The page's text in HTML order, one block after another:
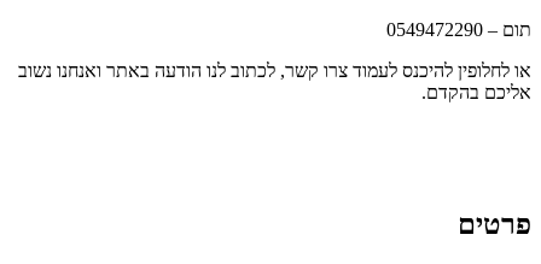
תום – 0549472290
אליכם בהקדם.
פרטים